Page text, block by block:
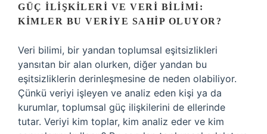
GÜÇ İLIŞKILERI VE VERI BILIMI:
KIMLER BU VERIYE SAHIP OLUYOR?
Veri bilimi, bir yandan toplumsal eşitsizlikleri
yansıtan bir alan olurken, diğer yandan bu
eşitsizliklerin derinleşmesine de neden olabiliyor.
Çünkü veriyi işleyen ve analiz eden kişi ya da
kurumlar, toplumsal güç ilişkilerini de ellerinde
tutar. Veriyi kim toplar, kim analiz eder ve kim